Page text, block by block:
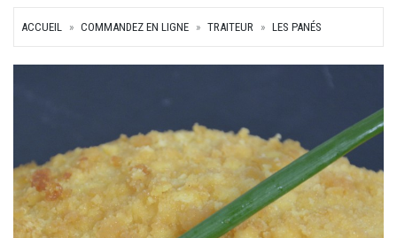
ACCUEIL COMMANDEZ EN LIGNE TRAITEUR LES PANÉS